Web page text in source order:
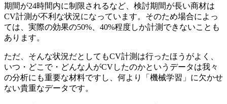
期間が24時間内に制限されるなど、検討期間が長い商材は
CV計測が不利な状況になっています。そのため場合によっ
ては、実際の効果の50%、40%程度しか計測できないことも
あります。
ただ、そんな状況だとしてもCV計測は行ったほうがよく、
いつ・どこで・どんな人がCVしたのかというデータは我々
の分析にも重要な材料ですし、何より「機械学習」に欠かせ
ない貴重なデータです。